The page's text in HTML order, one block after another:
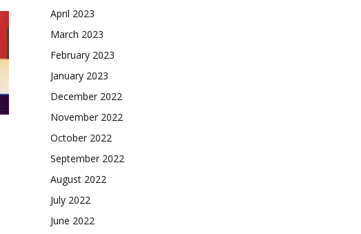
April 2023
March 2023
February 2023
January 2023
December 2022
November 2022
October 2022
September 2022
August 2022
July 2022
June 2022